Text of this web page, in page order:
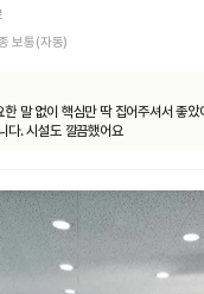
보통(자동)
말 없이 핵심만 딱 집어주셔서 좋았
다. 시설도 깔끔했어요